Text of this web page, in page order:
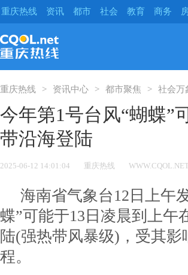
重庆热线 资讯 都市 社会 教育 商务
重庆热线 资讯中心 都市聚焦 社会万
今年第1号台风“蝴蝶”
带沿海登陆
2025-06-12 14:01:04 重庆热线
海南省气象台12日上午
蝶”可能于13日凌晨到上午
陆(强热带风暴级)，受其
程。